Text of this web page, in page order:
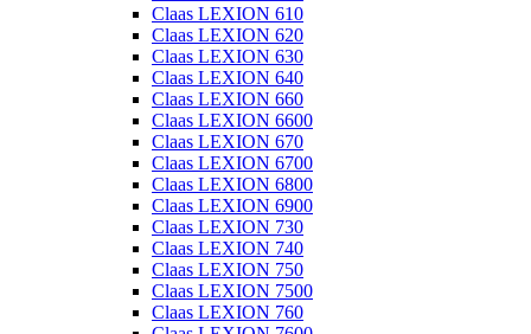
Claas LEXION 610
Claas LEXION 620
Claas LEXION 630
Claas LEXION 640
Claas LEXION 660
Claas LEXION 6600
Claas LEXION 670
Claas LEXION 6700
Claas LEXION 6800
Claas LEXION 6900
Claas LEXION 730
Claas LEXION 740
Claas LEXION 750
Claas LEXION 7500
Claas LEXION 760